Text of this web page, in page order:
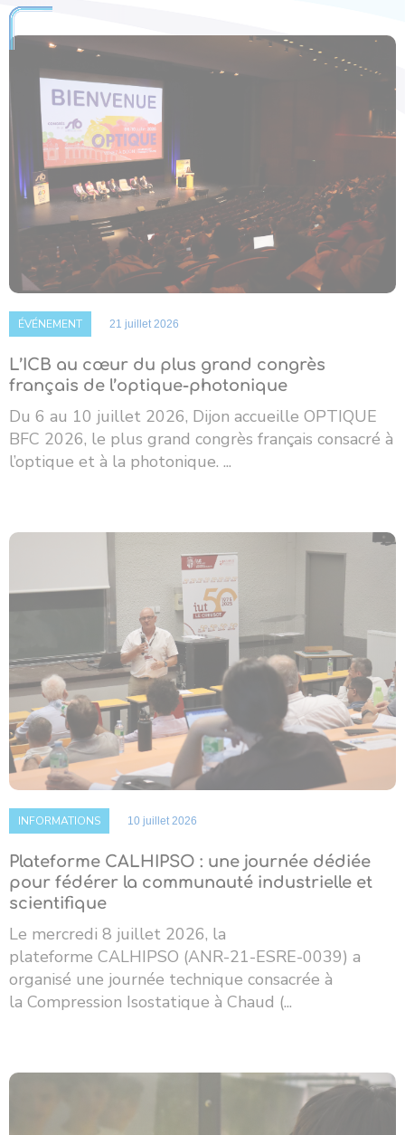
ÉVÉNEMENT 21 juillet 2026
L’ICB au cœur du plus grand congrès
français de l’optique-photonique
Du 6 au 10 juillet 2026, Dijon accueille OPTIQUE
BFC 2026, le plus grand congrès français consacré à
l’optique et à la photonique. ...
INFORMATIONS 10 juillet 2026
Plateforme CALHIPSO : une journée dédiée
pour fédérer la communauté industrielle et
scientifique
Le mercredi 8 juillet 2026, la
plateforme CALHIPSO (ANR-21-ESRE-0039) a
organisé une journée technique consacrée à
la Compression Isostatique à Chaud (...